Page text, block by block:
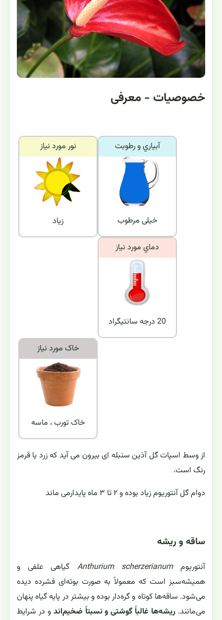
خصوصیات - معرفی
نور مورد نياز
زیاد
آبياري و رطوبت
خیلی مرطوب
دماي مورد نياز
20 درجه سانتیگراد
خاک مورد نياز
خاک تورب ، ماسه
از وسط اسپات گل آذین سنبله ای بیرون می آید که زرد یا قرمز
رنگ است.
دوام گل آنتوریوم زیاد بوده و ۲ تا ۳ ماه پایدارمی ماند
ساقه و ریشه
آنتوریومAnthurium scherzerianum گیاهی علفی و
همیشه‌سبز است که معمولاً به صورت بوته‌ای فشرده دیده
می‌شود. ساقه‌ها کوتاه و گره‌دار بوده و بیشتر در پایه گیاه پنهان
می‌مانند. ریشه‌ها غالباً گوشتی و نسبتاً ضخیم‌اند و در شرایط